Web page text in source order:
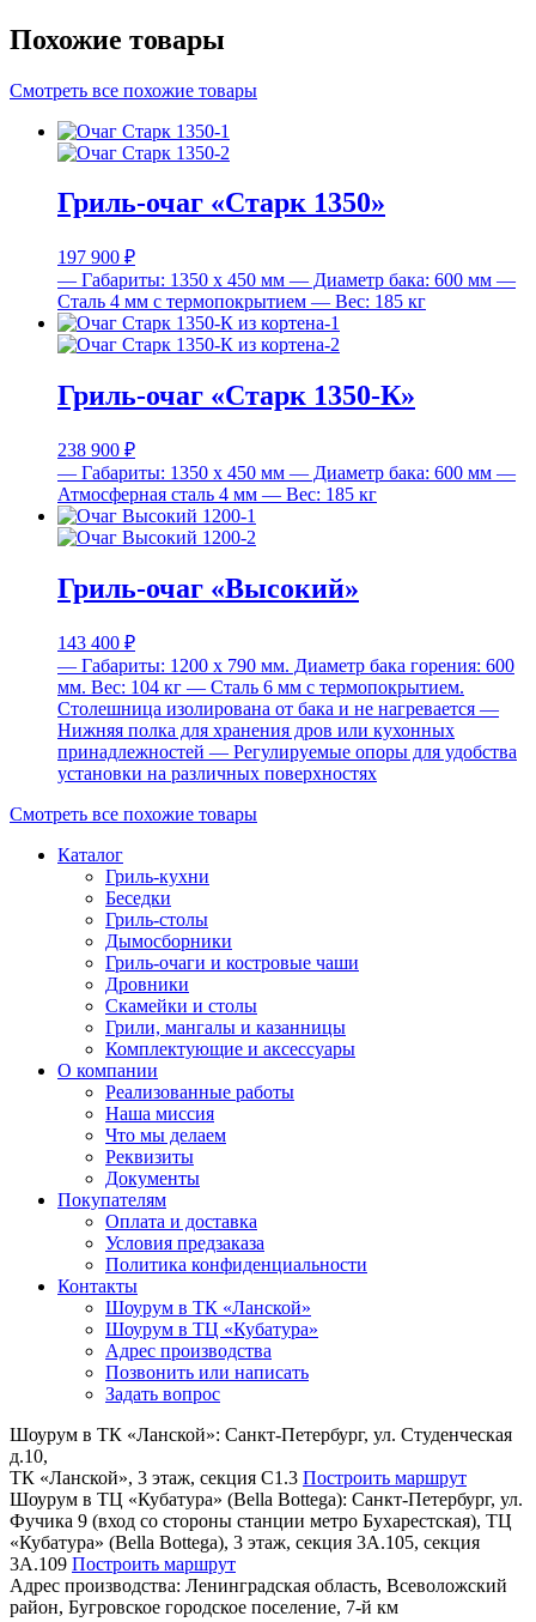
Похожие товары
Смотреть все похожие товары
Гриль-очаг «Старк 1350»
197 900 ₽
— Габариты: 1350 х 450 мм — Диаметр бака: 600 мм —
Cталь 4 мм с термопокрытием — Вес: 185 кг
Гриль-очаг «Старк 1350-К»
238 900 ₽
— Габариты: 1350 х 450 мм — Диаметр бака: 600 мм —
Атмосферная сталь 4 мм — Вес: 185 кг
Гриль-очаг «Высокий»
143 400 ₽
— Габариты: 1200 х 790 мм. Диаметр бака горения: 600
мм. Вес: 104 кг — Cталь 6 мм с термопокрытием.
Столешница изолирована от бака и не нагревается —
Нижняя полка для хранения дров или кухонных
принадлежностей — Регулируемые опоры для удобства
установки на различных поверхностях
Смотреть все похожие товары
Каталог
Гриль-кухни
Беседки
Гриль-столы
Дымосборники
Гриль-очаги и костровые чаши
Дровники
Скамейки и столы
Грили, мангалы и казанницы
Комплектующие и аксессуары
О компании
Реализованные работы
Наша миссия
Что мы делаем
Реквизиты
Документы
Покупателям
Оплата и доставка
Условия предзаказа
Политика конфиденциальности
Контакты
Шоурум в ТК «Ланской»
Шоурум в ТЦ «Кубатура»
Адрес производства
Позвонить или написать
Задать вопрос
Шоурум в ТК «Ланской»: Cанкт-Петербург, ул. Студенческая
д.10,
ТК «Ланской», 3 этаж, секция C1.3 Построить маршрут
Шоурум в ТЦ «Кубатура» (Bella Bottega): Санкт-Петербург, ул.
Фучика 9 (вход со стороны станции метро Бухарестская), ТЦ
«Кубатура» (Bella Bottega), 3 этаж, секция 3А.105, секция
3А.109 Построить маршрут
Адрес производства: Ленинградская область, Всеволожский
район, Бугровское городское поселение, 7-й км